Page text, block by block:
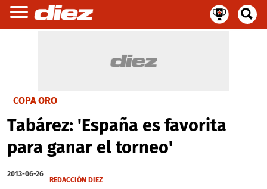
COPA ORO
Tabárez: 'España es favorita
para ganar el torneo'
2013-06-26
REDACCIÓN DIEZ